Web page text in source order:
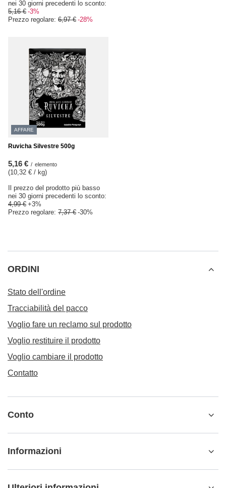
nei 30 giorni precedenti lo sconto:
5,16 € -3%
Prezzo regolare: 6,97 € -28%
AFFARE
Ruvicha Silvestre 500g
5,16 € / elemento
(10,32 € / kg)
Il prezzo del prodotto più basso
nei 30 giorni precedenti lo sconto:
4,99 € +3%
Prezzo regolare: 7,37 € -30%
ORDINI
Stato dell'ordine
Tracciabilità del pacco
Voglio fare un reclamo sul prodotto
Voglio restituire il prodotto
Voglio cambiare il prodotto
Contatto
Conto
Informazioni